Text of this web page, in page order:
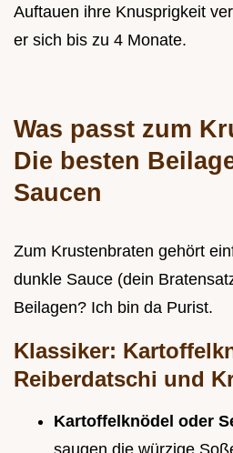
Auftauen ihre Knusprigkeit
er sich bis zu 4 Monate.
Was passt zum
Die besten
Saucen
Zum Krustenbraten gehört
dunkle Sauce (dein
Beilagen? Ich bin da Purist.
Klassiker:
Reiberdatschi und
Kartoffelknödel oder
saugen die würzige